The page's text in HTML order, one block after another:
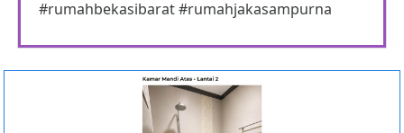
#rumahbekasibarat #rumahjakasampurna